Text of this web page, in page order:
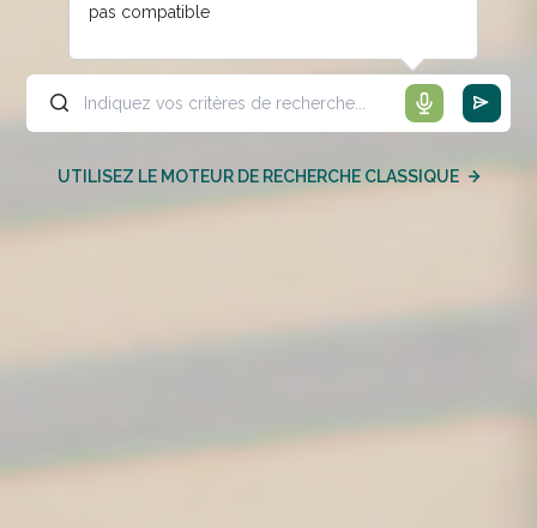
pas compatible
UTILISEZ LE MOTEUR DE RECHERCHE CLASSIQUE